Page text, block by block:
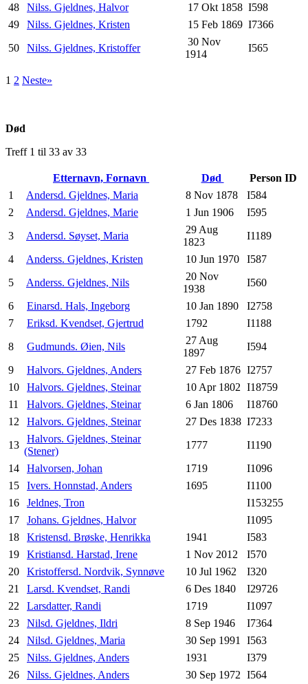
48
Nilss. Gjeldnes, Halvor 17 Okt 1858 I598
49
Nilss. Gjeldnes, Kristen 15 Feb 1869 I7366
50
Nilss. Gjeldnes, Kristoffer
30 Nov
1914
I565
1 2 Neste»
Død
Treff 1 til 33 av 33
Etternavn, Fornavn Død
Person ID
1
Andersd. Gjeldnes, Maria 8 Nov 1878
I584
2
Andersd. Gjeldnes, Marie 1 Jun 1906
I595
3
Andersd. Søyset, Maria
29 Aug
1823
I1189
4
Anderss. Gjeldnes, Kristen 10 Jun 1970
I587
5
Anderss. Gjeldnes, Nils
20 Nov
1938
I560
6
Einarsd. Hals, Ingeborg 10 Jan 1890
I2758
7
Eriksd. Kvendset, Gjertrud 1792
I1188
8
Gudmunds. Øien, Nils
27 Aug
1897
I594
9
Halvors. Gjeldnes, Anders 27 Feb 1876 I2757
10
Halvors. Gjeldnes, Steinar 10 Apr 1802 I18759
11
Halvors. Gjeldnes, Steinar 6 Jan 1806
I18760
12
Halvors. Gjeldnes, Steinar 27 Des 1838 I7233
13
Halvors. Gjeldnes, Steinar
(Stener)
1777
I1190
14
Halvorsen, Johan 1719
I1096
15
Ivers. Honnstad, Anders 1695
I1100
16
Jeldnes, Tron
I153255
17
Johans. Gjeldnes, Halvor
I1095
18
Kristensd. Brøske, Henrikka 1941
I583
19
Kristiansd. Harstad, Irene 1 Nov 2012
I570
20
Kristoffersd. Nordvik, Synnøve 10 Jul 1962
I320
21
Larsd. Kvendset, Randi 6 Des 1840
I29726
22
Larsdatter, Randi 1719
I1097
23
Nilsd. Gjeldnes, Ildri 8 Sep 1946
I7364
24
Nilsd. Gjeldnes, Maria 30 Sep 1991
I563
25
Nilss. Gjeldnes, Anders 1931
I379
26
Nilss. Gjeldnes, Anders 30 Sep 1972 I564